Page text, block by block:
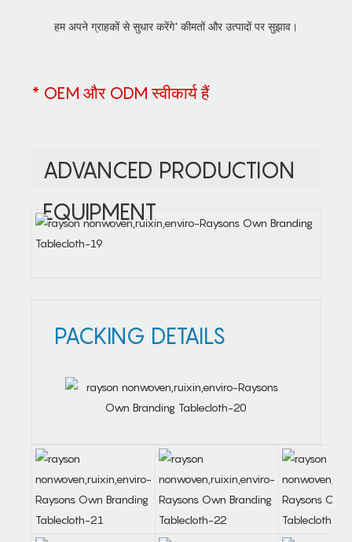
हम अपने ग्राहकों से सुधार करेंगे' कीमतों और उत्पादों पर सुझाव।
* OEM और ODM स्वीकार्य हैं
ADVANCED PRODUCTION
EQUIPMENT
PACKING DETAILS